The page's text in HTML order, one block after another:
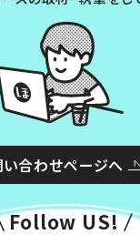
い合わせページへ
Follow US!